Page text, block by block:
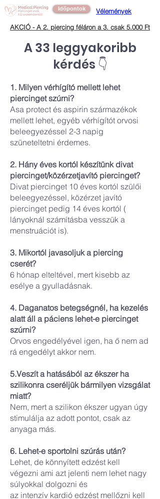
AKCIÓ - A 2. piercing féláron a 3. csak 5.000 Ft
Időpontok Vélemények
A 33 leggyakoribb
kérdés 👇
1. Milyen vérhígító mellett lehet
piercinget szúrni?
Asa protect és aspirin származékok
mellett lehet, egyéb vérhígítót orvosi
beleegyezéssel 2-3 napig
szüneteltetni érdemes.
2. Hány éves kortól készítünk divat
piercinget/közérzetjavító piercinget?
Divat piercinget 10 éves kortól szülői
beleegyezéssel, közérzet javító
piercinget pedig 14 éves kortól (
lányoknál számításba vesszük a
menstruációt is).
3. Mikortól javasoljuk a piercing
cserét?
6 hónap elteltével, mert kisebb az
esélye a gyulladásnak.
4. Daganatos betegségnél, ha kezelés
alatt áll a páciens lehet-e piercinget
szúrni?
Orvos engedélyével igen, ha ő nem ad
rá engedélyt akkor nem.
5.Veszít a hatásából az ékszer ha
szilikonra cseréljük bármilyen vizsgálat
miatt?
Nem, mert a szilikon ékszer ugyan úgy
stimulálja az adott pontot, csak az
anyaga más.
6. Lehet-e sportolni szúrás után?
Lehet, de könnyített edzést kell
végezni ami azt jelenti nem lehet nagy
súlyokkal dolgozni és
az intenzív kardió edzést mellőzni kell